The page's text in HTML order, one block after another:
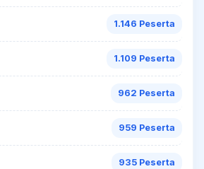
1.146 Peserta
1.109 Peserta
962 Peserta
959 Peserta
935 Peserta